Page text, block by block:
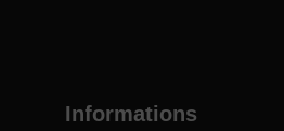
Informations